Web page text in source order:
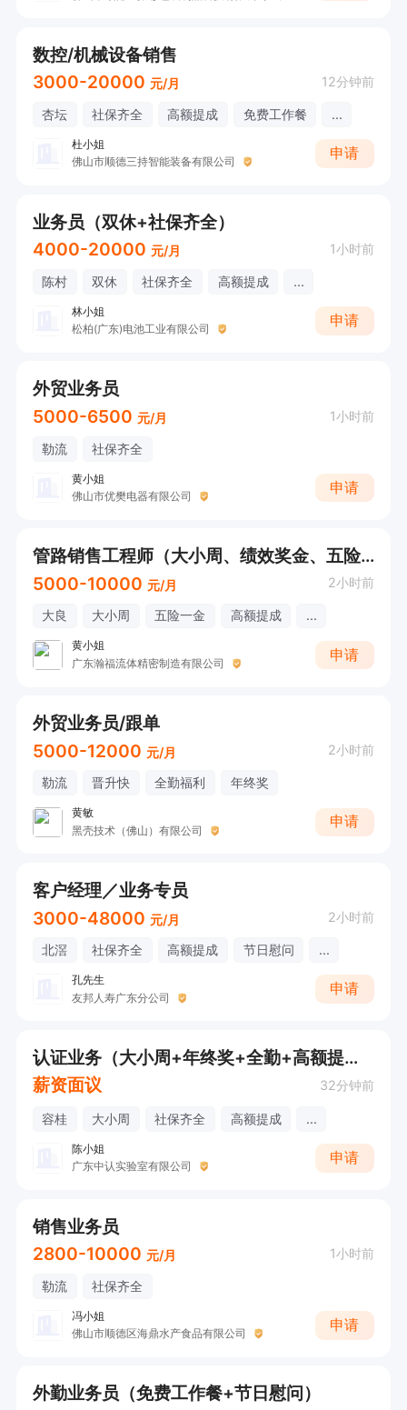
数控/机械设备销售
3000-20000 元/月 12分钟前
杏坛 社保齐全 高额提成 免费工作餐 ...
杜小姐
佛山市顺德三持智能装备有限公司
申请
业务员（双休+社保齐全）
4000-20000 元/月 1小时前
陈村 双休 社保齐全 高额提成 ...
林小姐
松柏(广东)电池工业有限公司
申请
外贸业务员
5000-6500 元/月 1小时前
勒流 社保齐全
黄小姐
佛山市优樊电器有限公司
申请
管路销售工程师（大小周、绩效奖金、五险一金、年底双薪、带薪年假、员工旅游、全勤奖）
5000-10000 元/月 2小时前
大良 大小周 五险一金 高额提成 ...
黄小姐
广东瀚福流体精密制造有限公司
申请
外贸业务员/跟单
5000-12000 元/月 2小时前
勒流 晋升快 全勤福利 年终奖
黄敏
黑壳技术（佛山）有限公司
申请
客户经理／业务专员
3000-48000 元/月 2小时前
北滘 社保齐全 高额提成 节日慰问 ...
孔先生
友邦人寿广东分公司
申请
认证业务（大小周+年终奖+全勤+高额提成）有经验优先
薪资面议
32分钟前
容桂 大小周 社保齐全 高额提成 ...
陈小姐
广东中认实验室有限公司
申请
销售业务员
2800-10000 元/月 1小时前
勒流 社保齐全
冯小姐
佛山市顺德区海鼎水产食品有限公司
申请
外勤业务员（免费工作餐+节日慰问）